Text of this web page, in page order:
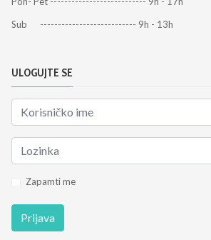
Sub --------------------------- 9h - 13h
ULOGUJTE SE
Zapamti me
Prijava